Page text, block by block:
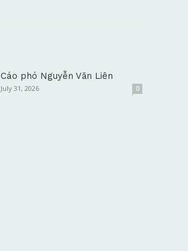
Cáo phó Nguyễn Văn Liên
July 31, 2026 0